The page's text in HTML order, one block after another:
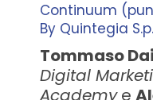
Continuum
By Quintegia
Tommaso
Digital
Academye